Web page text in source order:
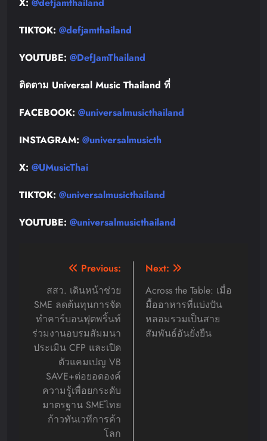
TIKTOK: @defjamthailand
YOUTUBE: @DefJamThailand
ติดตาม Universal Music Thailand ที่
FACEBOOK: @universalmusicthailand
INSTAGRAM: @universalmusicth
X: @UMusicThai
TIKTOK: @universalmusicthailand
YOUTUBE: @universalmusicthailand
navigation
Previous:
สสว. เดินหน้าช่วย
SME ลดต้นทุนการจัด
ทำคาร์บอนฟุตพริ้นท์
ร่วมงานอบรมสัมมนา
ประเมิน CFP และเปิด
ตัวแคมเปญ VB
SAVE+ต่อยอดองค์
ความรู้เพื่อยกระดับ
มาตรฐาน SMEไทย
ก้าวทันเวทีการค้า
โลก
Next:
Across the Table: เมื่อ
มื้ออาหารที่แบ่งปัน
หลอมรวมเป็นสาย
สัมพันธ์อันยั่งยืน